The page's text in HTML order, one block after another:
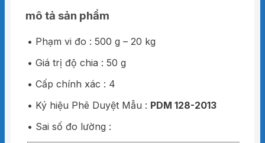
mô tả sản phẩm
• Phạm vi đo : 500 g – 20 kg
• Giá trị độ chia : 50 g
• Cấp chính xác : 4
• Ký hiệu Phê Duyệt Mẫu : PDM 128-2013
• Sai số đo lường :